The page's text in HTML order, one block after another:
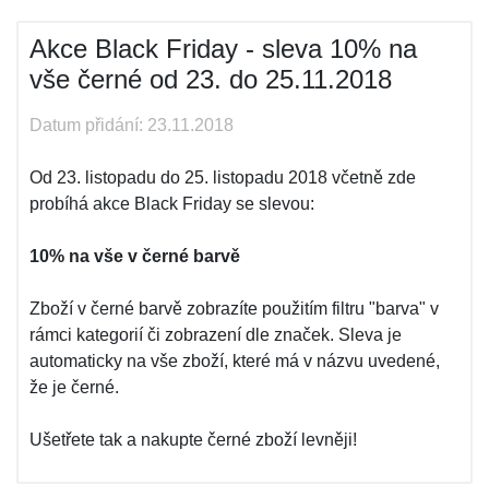
Akce Black Friday - sleva 10% na
vše černé od 23. do 25.11.2018
Datum přidání: 23.11.2018
Od 23. listopadu do 25. listopadu 2018 včetně zde
probíhá akce Black Friday se slevou:
10% na vše v černé barvě
Zboží v černé barvě zobrazíte použitím filtru "barva" v
rámci kategorií či zobrazení dle značek. Sleva je
automaticky na vše zboží, které má v názvu uvedené,
že je černé.
Ušetřete tak a nakupte černé zboží levněji!